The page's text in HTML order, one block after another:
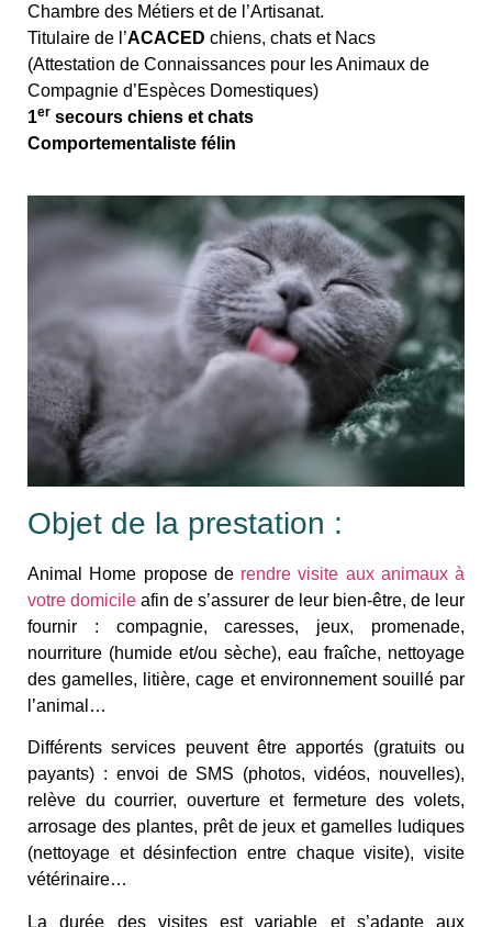
Chambre des Métiers et de l’Artisanat.
Titulaire de l’ACACED chiens, chats et Nacs
(Attestation de Connaissances pour les Animaux de
Compagnie d’Espèces Domestiques)
1er secours chiens et chats
Comportementaliste félin
Objet de la prestation :
Animal Home propose de rendre visite aux animaux à
votre domicile afin de s’assurer de leur bien-être, de leur
fournir : compagnie, caresses, jeux, promenade,
nourriture (humide et/ou sèche), eau fraîche, nettoyage
des gamelles, litière, cage et environnement souillé par
l’animal…
Différents services peuvent être apportés (gratuits ou
payants) : envoi de SMS (photos, vidéos, nouvelles),
relève du courrier, ouverture et fermeture des volets,
arrosage des plantes, prêt de jeux et gamelles ludiques
(nettoyage et désinfection entre chaque visite), visite
vétérinaire…
La durée des visites est variable et s’adapte aux